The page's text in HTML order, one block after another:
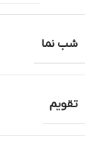
شب نما
تقویم